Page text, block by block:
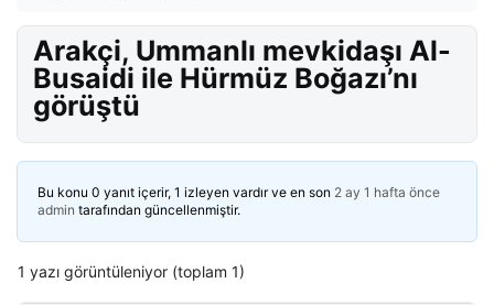
Arakçi, Ummanlı mevkidaşı Al-
Busaidi ile Hürmüz Boğazı’nı
görüştü
Bu konu 0 yanıt içerir, 1 izleyen vardır ve en son 2 ay 1 hafta önce
admin tarafından güncellenmiştir.
1 yazı görüntüleniyor (toplam 1)